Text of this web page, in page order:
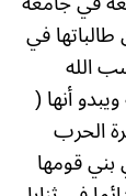
في
الله
أنها (
الحرب
بني قومها